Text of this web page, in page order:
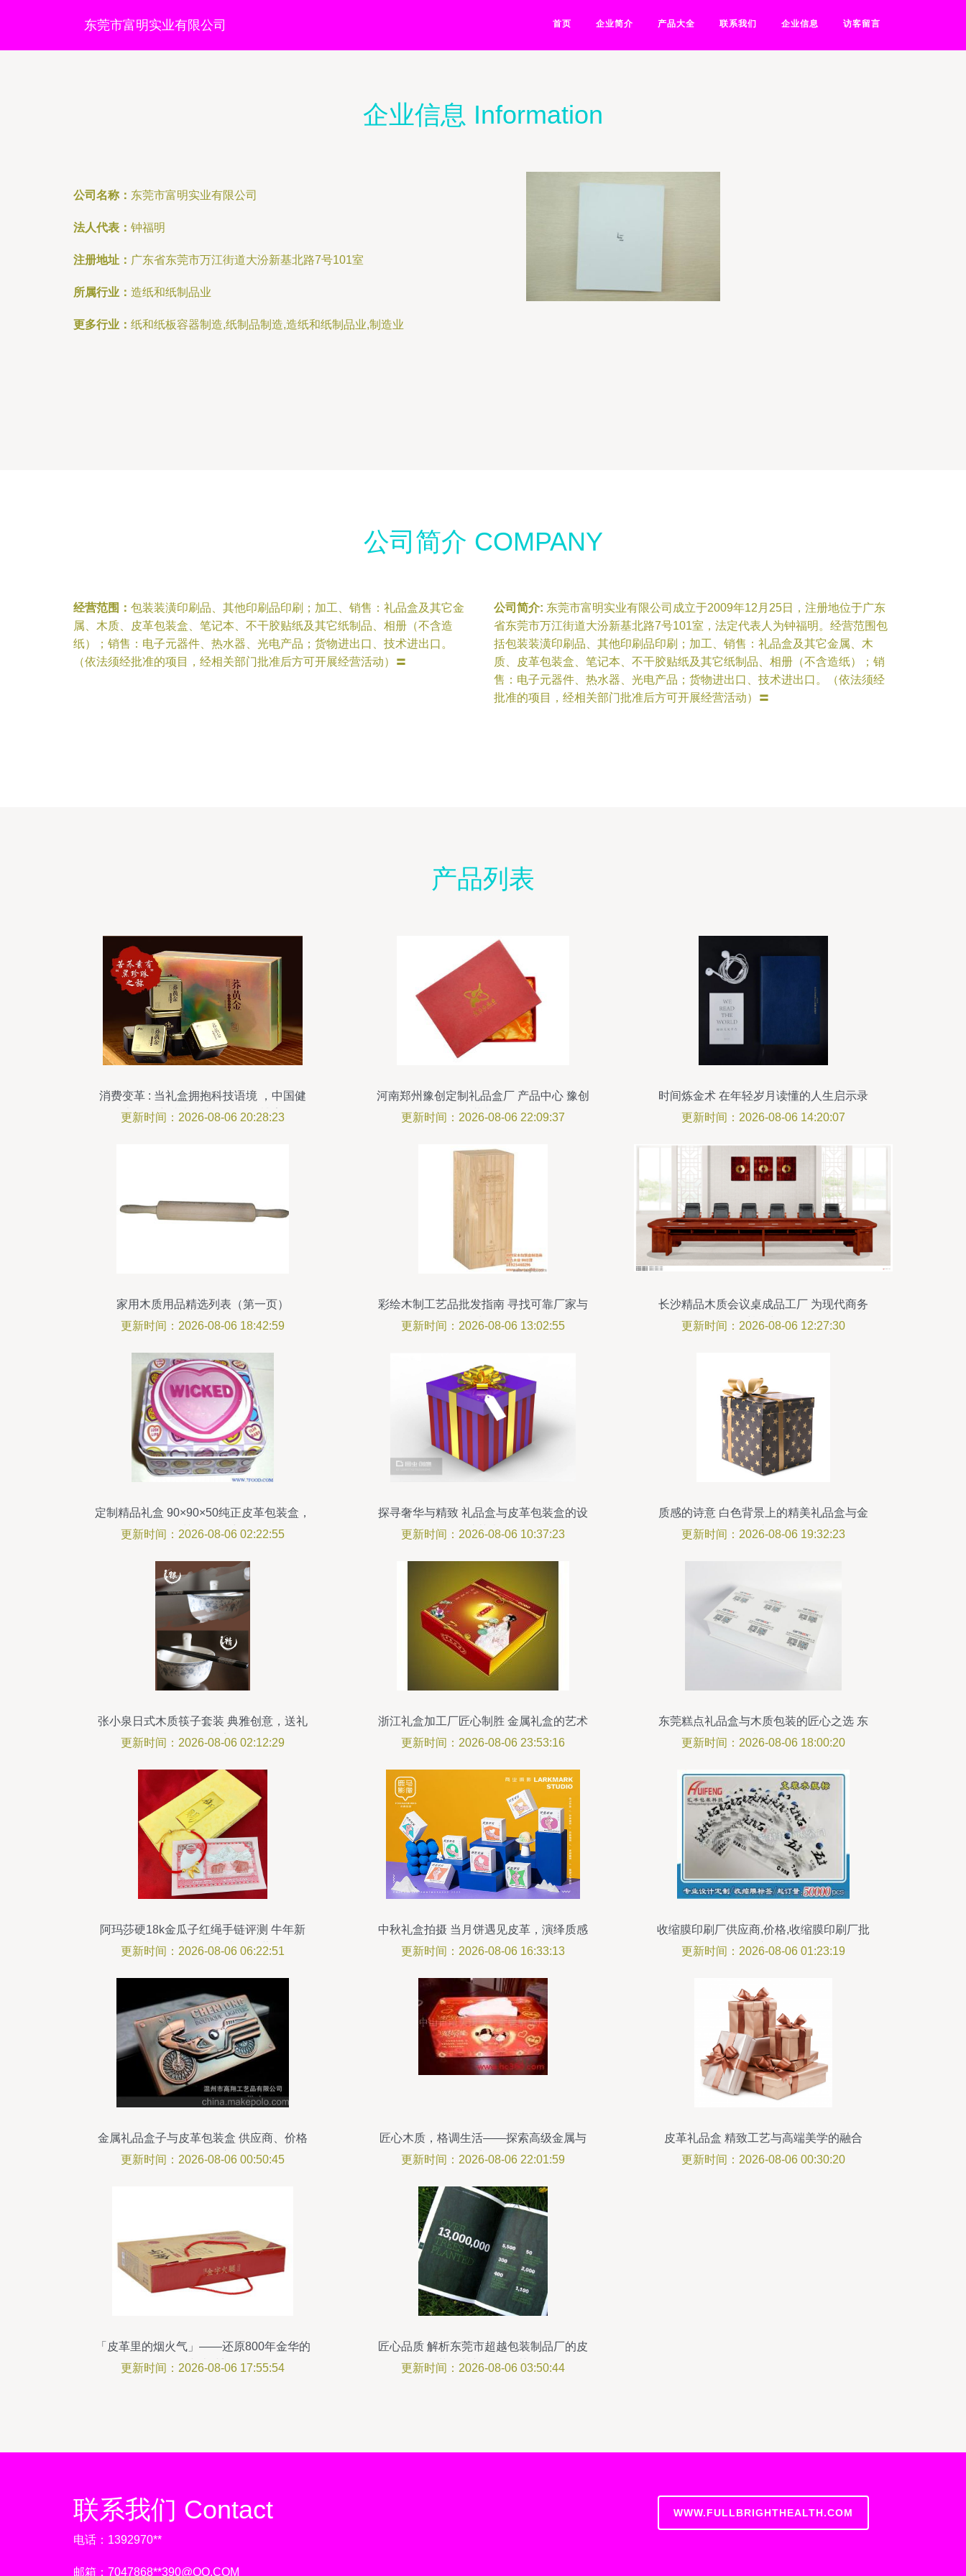
东莞市富明实业有限公司 首页 企业简介 产品大全 联系我们 企业信息 访客留言
企业信息 Information
公司名称： 东莞市富明实业有限公司
法人代表： 钟福明
注册地址： 广东省东莞市万江街道大汾新基北路7号101室
所属行业： 造纸和纸制品业
更多行业： 纸和纸板容器制造,纸制品制造,造纸和纸制品业,制造业
公司简介 COMPANY
经营范围： 包装装潢印刷品、其他印刷品印刷；加工、销售：礼品盒及其它金
属、木质、皮革包装盒、笔记本、不干胶贴纸及其它纸制品、相册（不含造
纸）；销售：电子元器件、热水器、光电产品；货物进出口、技术进出口。
（依法须经批准的项目，经相关部门批准后方可开展经营活动）〓
公司简介: 东莞市富明实业有限公司成立于2009年12月25日，注册地位于广东
省东莞市万江街道大汾新基北路7号101室，法定代表人为钟福明。经营范围包
括包装装潢印刷品、其他印刷品印刷；加工、销售：礼品盒及其它金属、木
质、皮革包装盒、笔记本、不干胶贴纸及其它纸制品、相册（不含造纸）；销
售：电子元器件、热水器、光电产品；货物进出口、技术进出口。（依法须经
批准的项目，经相关部门批准后方可开展经营活动）〓
产品列表
消费变革 : 当礼盒拥抱科技语境 ，中国健
康零食穿越喜忌文化的色彩博弈
更新时间：2026-08-06 20:28:23
河南郑州豫创定制礼品盒厂 产品中心 豫创
包装制品
更新时间：2026-08-06 22:09:37
时间炼金术 在年轻岁月读懂的人生启示录
更新时间：2026-08-06 14:20:07
家用木质用品精选列表（第一页）
更新时间：2026-08-06 18:42:59
彩绘木制工艺品批发指南 寻找可靠厂家与
优质货源
更新时间：2026-08-06 13:02:55
长沙精品木质会议桌成品工厂 为现代商务
甄显尊位与品格
更新时间：2026-08-06 12:27:30
定制精品礼盒 90×90×50纯正皮革包装盒，
深圳展厅风采
更新时间：2026-08-06 02:22:55
探寻奢华与精致 礼品盒与皮革包装盒的设
计艺术
更新时间：2026-08-06 10:37:23
质感的诗意 白色背景上的精美礼品盒与金
属光泽
更新时间：2026-08-06 19:32:23
张小泉日式木质筷子套装 典雅创意，送礼
自用两相宜
更新时间：2026-08-06 02:12:29
浙江礼盒加工厂匠心制胜 金属礼盒的艺术
与价值
更新时间：2026-08-06 23:53:16
东莞糕点礼品盒与木质包装的匠心之选 东
田印刷厂以品质铸就品味
更新时间：2026-08-06 18:00:20
阿玛莎硬18k金瓜子红绳手链评测 牛年新
品礼盒包装、时尚木质珍藏
更新时间：2026-08-06 06:22:51
中秋礼盒拍摄 当月饼遇见皮革，演绎质感
与温情
更新时间：2026-08-06 16:33:13
收缩膜印刷厂供应商,价格,收缩膜印刷厂批
发市场
更新时间：2026-08-06 01:23:19
金属礼品盒子与皮革包装盒 供应商、价格
及市场洞察
更新时间：2026-08-06 00:50:45
匠心木质，格调生活——探索高级金属与
木质结合的精美纸巾收纳艺术
更新时间：2026-08-06 22:01:59
皮革礼品盒 精致工艺与高端美学的融合
更新时间：2026-08-06 00:30:20
「皮革里的烟火气」——还原800年金华的
仪式感时刻
更新时间：2026-08-06 17:55:54
匠心品质 解析东莞市超越包装制品厂的皮
革包装与印刷工艺
更新时间：2026-08-06 03:50:44
联系我们 Contact
电话：1392970**
邮箱：7047868**390@QQ.COM
WWW.FULLBRIGHTHEALTH.COM